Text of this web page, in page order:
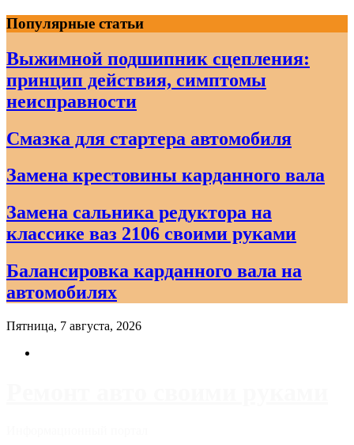
Skip
to
content
Популярные статьи
Выжимной подшипник сцепления:
принцип действия, симптомы
неисправности
Смазка для стартера автомобиля
Замена крестовины карданного вала
Замена сальника редуктора на
классике ваз 2106 своими руками
Балансировка карданного вала на
автомобилях
Пятница, 7 августа, 2026